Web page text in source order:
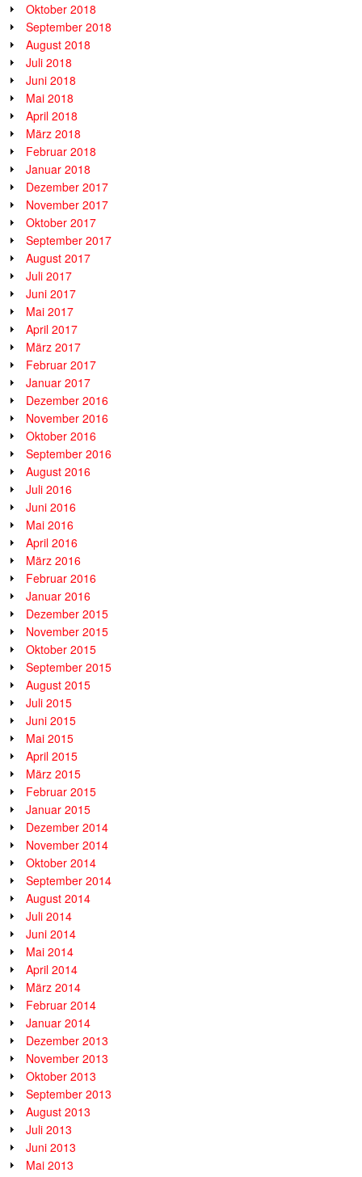
Oktober 2018
September 2018
August 2018
Juli 2018
Juni 2018
Mai 2018
April 2018
März 2018
Februar 2018
Januar 2018
Dezember 2017
November 2017
Oktober 2017
September 2017
August 2017
Juli 2017
Juni 2017
Mai 2017
April 2017
März 2017
Februar 2017
Januar 2017
Dezember 2016
November 2016
Oktober 2016
September 2016
August 2016
Juli 2016
Juni 2016
Mai 2016
April 2016
März 2016
Februar 2016
Januar 2016
Dezember 2015
November 2015
Oktober 2015
September 2015
August 2015
Juli 2015
Juni 2015
Mai 2015
April 2015
März 2015
Februar 2015
Januar 2015
Dezember 2014
November 2014
Oktober 2014
September 2014
August 2014
Juli 2014
Juni 2014
Mai 2014
April 2014
März 2014
Februar 2014
Januar 2014
Dezember 2013
November 2013
Oktober 2013
September 2013
August 2013
Juli 2013
Juni 2013
Mai 2013